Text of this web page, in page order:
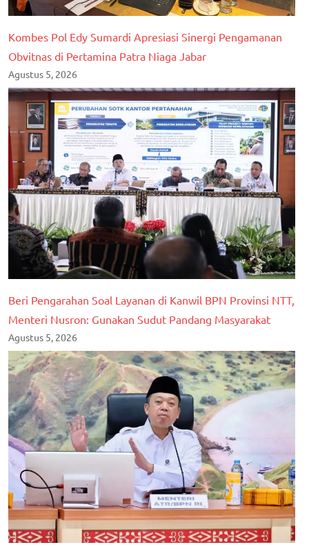
Kombes Pol Edy Sumardi Apresiasi Sinergi Pengamanan
Obvitnas di Pertamina Patra Niaga Jabar
Agustus 5, 2026
Beri Pengarahan Soal Layanan di Kanwil BPN Provinsi NTT,
Menteri Nusron: Gunakan Sudut Pandang Masyarakat
Agustus 5, 2026